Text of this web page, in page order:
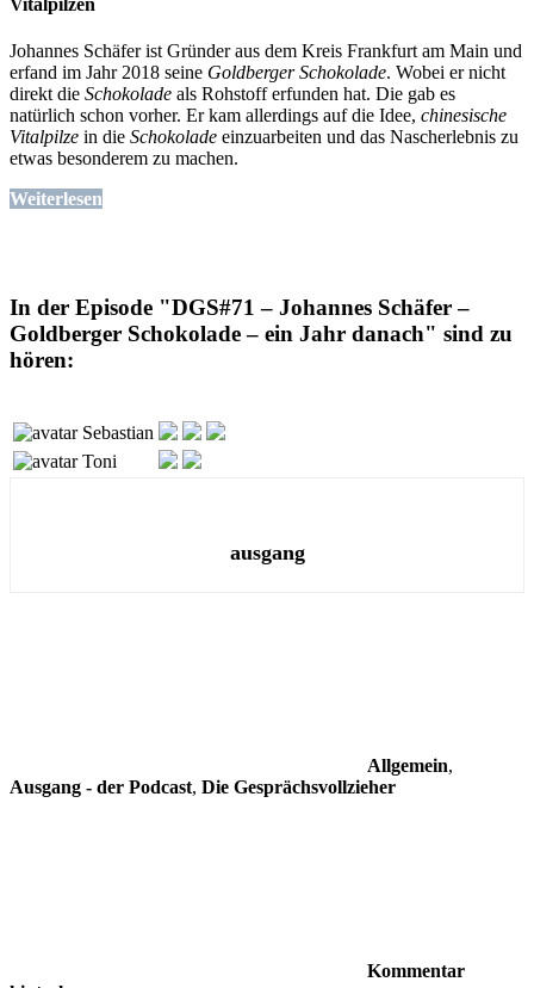
Vitalpilzen
Johannes Schäfer ist Gründer aus dem Kreis Frankfurt am Main und
erfand im Jahr 2018 seine Goldberger Schokolade. Wobei er nicht
direkt die Schokolade als Rohstoff erfunden hat. Die gab es
natürlich schon vorher. Er kam allerdings auf die Idee, chinesische
Vitalpilze in die Schokolade einzuarbeiten und das Nascherlebnis zu
etwas besonderem zu machen.
Weiterlesen
In der Episode "DGS#71 – Johannes Schäfer –
Goldberger Schokolade – ein Jahr danach" sind zu
hören:
Sebastian
Toni
ausgang
Allgemein,
Ausgang - der Podcast, Die Gesprächsvollzieher
Kommentar